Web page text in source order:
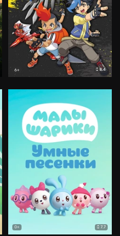
6+ 8.4
0+ 7.7